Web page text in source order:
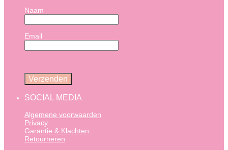
Naam
Email
SOCIAL MEDIA
Algemene voorwaarden
Privacy
Garantie & Klachten
Retourneren